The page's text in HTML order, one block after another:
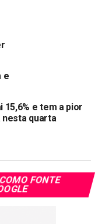
e eleva preço-
compra com
e
15,6% e tem a pior
nesta quarta
FONTE